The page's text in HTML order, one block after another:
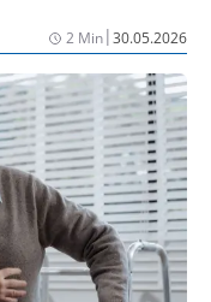
wird.
2 Min|30.05.2026